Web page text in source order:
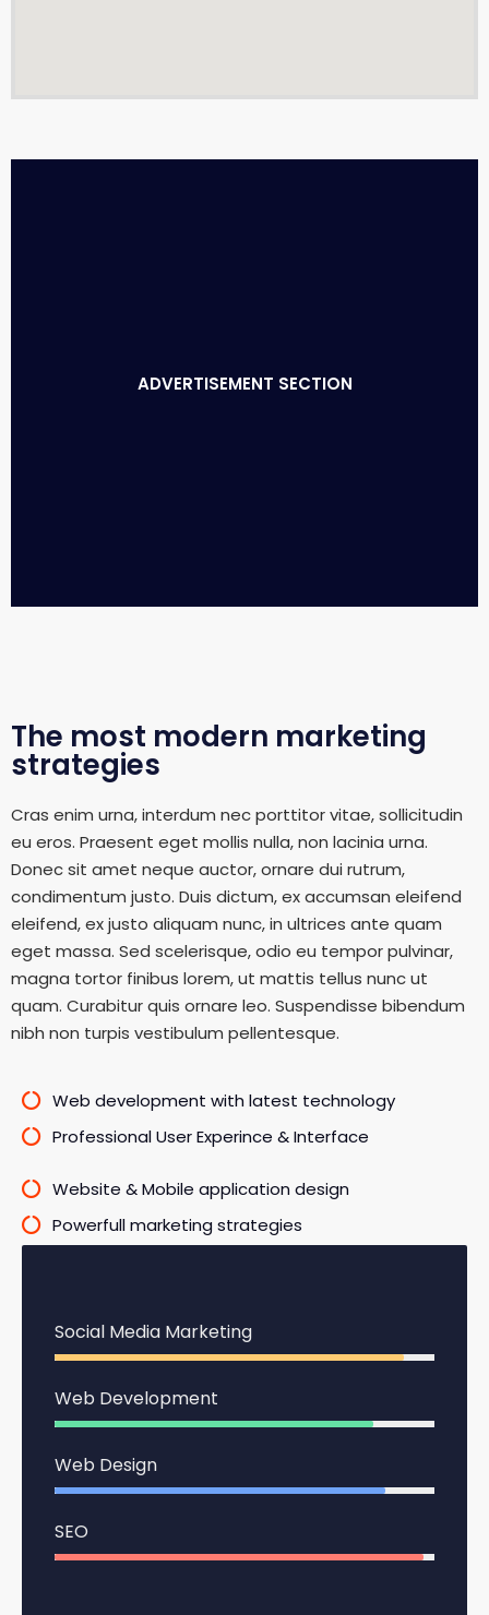
ADVERTISEMENT SECTION
The most modern marketing
strategies
Cras enim urna, interdum nec porttitor vitae, sollicitudin
eu eros. Praesent eget mollis nulla, non lacinia urna.
Donec sit amet neque auctor, ornare dui rutrum,
condimentum justo. Duis dictum, ex accumsan eleifend
eleifend, ex justo aliquam nunc, in ultrices ante quam
eget massa. Sed scelerisque, odio eu tempor pulvinar,
magna tortor finibus lorem, ut mattis tellus nunc ut
quam. Curabitur quis ornare leo. Suspendisse bibendum
nibh non turpis vestibulum pellentesque.
Web development with latest technology
Professional User Experince & Interface
Website & Mobile application design
Powerfull marketing strategies
Social Media Marketing
92%
Web Development
84%
Web Design
87%
SEO
97%